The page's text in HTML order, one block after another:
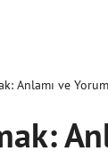
Anlamı ve